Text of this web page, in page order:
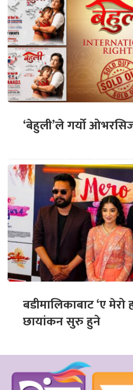
‘बेहुली’ले गर्यो
बडीमालिकाबाट ‘ए
छायांकन सुरु हुने